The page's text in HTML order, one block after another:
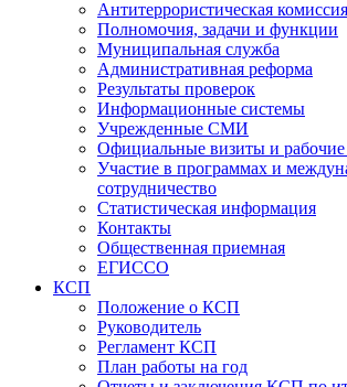
Антитеррористическая
Полномочия, задачи и функции
Муниципальная служба
Административная реформа
Результаты проверок
Информационные системы
Учрежденные СМИ
Официальные визиты и рабочие
Участие в программах и
сотрудничество
Статистическая информация
Контакты
Общественная приемная
ЕГИССО
КСП
Положение о КСП
Руководитель
Регламент КСП
План работы на год